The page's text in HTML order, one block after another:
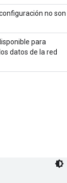
no son
para
datos de la red